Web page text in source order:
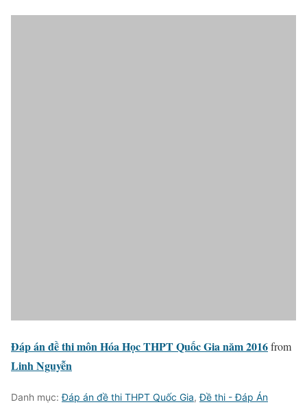
Đáp án đề thi môn Hóa Học THPT Quốc Gia năm 2016from
Linh Nguyễn
Danh mục:Đáp án đề thi THPT Quốc Gia,Đề thi - Đáp Án